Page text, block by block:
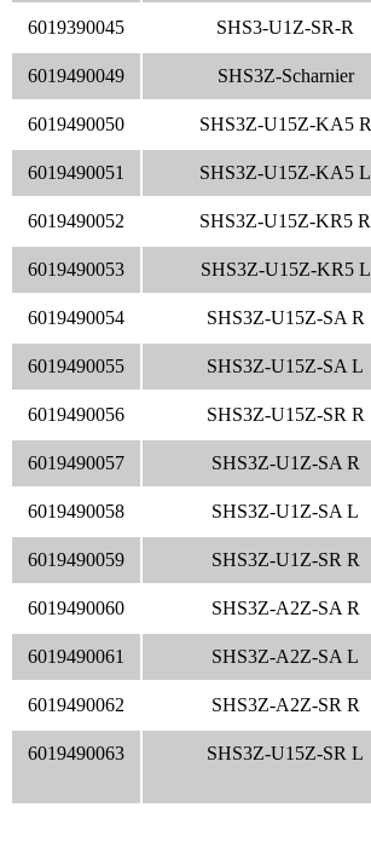
6019390045 SHS3-U1Z-SR-R
6019490049 SHS3Z-Scharnier
6019490050 SHS3Z-U15Z-KA5 R
6019490051 SHS3Z-U15Z-KA5 L
6019490052 SHS3Z-U15Z-KR5 R
6019490053 SHS3Z-U15Z-KR5 L
6019490054 SHS3Z-U15Z-SA R
6019490055 SHS3Z-U15Z-SA L
6019490056 SHS3Z-U15Z-SR R
6019490057 SHS3Z-U1Z-SA R
6019490058 SHS3Z-U1Z-SA L
6019490059 SHS3Z-U1Z-SR R
6019490060 SHS3Z-A2Z-SA R
6019490061 SHS3Z-A2Z-SA L
6019490062 SHS3Z-A2Z-SR R
6019490063 SHS3Z-U15Z-SR L